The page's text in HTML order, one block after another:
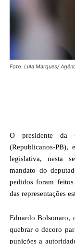
Foto: Lula Marques/
O presidente da
(Republicanos-PB),
legislativa, nesta
mandato do
pedidos foram
das representações
Eduardo Bolsonaro,
quebrar o decoro
punições a